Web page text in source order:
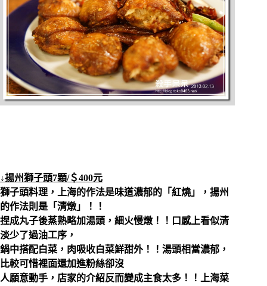
↓揚州獅子頭7顆/＄400元
獅子頭料理 ，上海的作法是味道濃郁的「紅燒」， 揚州
的作法則是「清燉」！！
捏成丸子後蒸熟略加湯頭，細火慢燉！！口感上看似清
淡少了過油工序，
鍋中搭配白菜，肉吸收白菜鮮甜外！！湯頭相當濃郁，
比較可惜裡面還加進粉絲卻沒
人願意動手，店家的介紹反而變成主食太多！！上海菜